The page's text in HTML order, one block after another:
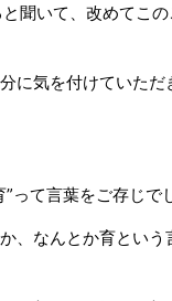
聞いて、改めてこ
に気を付けていただ
って言葉をご存じで
、なんとか育という